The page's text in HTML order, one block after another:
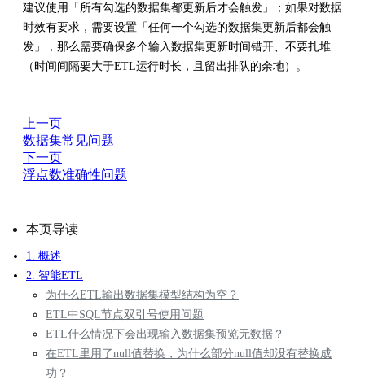
建议使用「所有勾选的数据集都更新后才会触发」；如果对数据
时效有要求，需要设置「任何一个勾选的数据集更新后都会触
发」，那么需要确保多个输入数据集更新时间错开、不要扎堆
（时间间隔要大于ETL运行时长，且留出排队的余地）。
上一页
数据集常见问题
下一页
浮点数准确性问题
本页导读
1. 概述
2. 智能ETL
为什么ETL输出数据集模型结构为空？
ETL中SQL节点双引号使用问题
ETL什么情况下会出现输入数据集预览无数据？
在ETL里用了null值替换，为什么部分null值却没有替换成
功？